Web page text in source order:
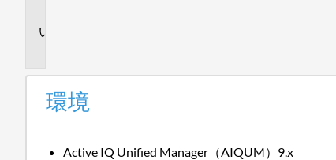
環境
Active IQ Unified Manager（AIQUM）9.x